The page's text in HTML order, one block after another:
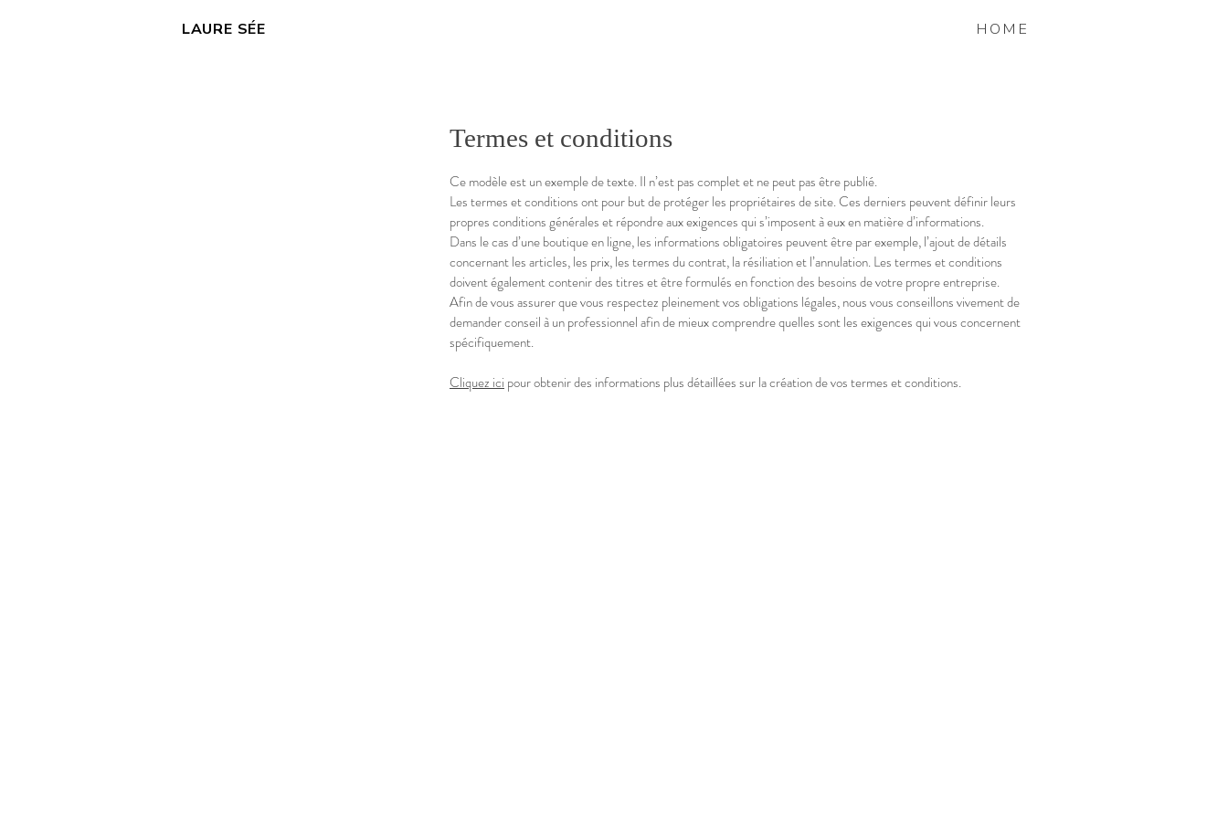
LAURE SÉE HOME
Termes et conditions
Ce modèle est un exemple de texte. Il n’est pas complet et ne peut pas être publié.
Les termes et conditions ont pour but de protéger les propriétaires de site. Ces derniers peuvent définir leurs
propres conditions générales et répondre aux exigences qui s’imposent à eux en matière d’informations.
Dans le cas d’une boutique en ligne, les informations obligatoires peuvent être par exemple, l’ajout de détails
concernant les articles, les prix, les termes du contrat, la résiliation et l’annulation. Les termes et conditions
doivent également contenir des titres et être formulés en fonction des besoins de votre propre entreprise.
Afin de vous assurer que vous respectez pleinement vos obligations légales, nous vous conseillons vivement de
demander conseil à un professionnel afin de mieux comprendre quelles sont les exigences qui vous concernent
spécifiquement.
Cliquez ici pour obtenir des informations plus détaillées sur la création de vos termes et conditions.